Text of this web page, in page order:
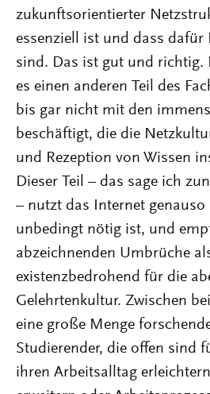
zukunftsorientierter
essenziell ist und dass dafür
sind. Das ist gut und richtig.
es einen anderen Teil des
bis gar nicht mit den
beschäftigt, die die
und Rezeption von Wissen
Dieser Teil – das sage ich
– nutzt das Internet genauso
unbedingt nötig ist, und
abzeichnenden Umbrüche
existenzbedrohend für die
Gelehrtenkultur. Zwischen
eine große Menge
Studierender, die offen sind
ihren Arbeitsalltag